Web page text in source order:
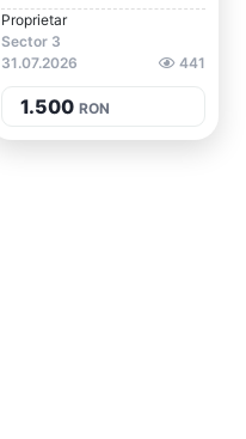
Proprietar
Sector 3
31.07.2026
441
1.500 RON